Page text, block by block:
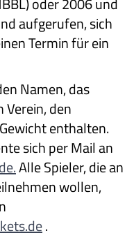
aufgerufen, sich
Termin für ein
Namen, das
den
enthalten.
sich per Mail an
Alle Spieler, die an
wollen,
.